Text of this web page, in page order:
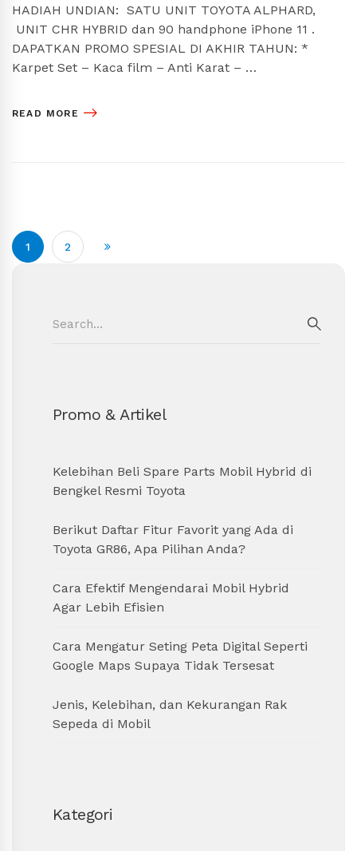
HADIAH UNDIAN: SATU UNIT TOYOTA ALPHARD,
UNIT CHR HYBRID dan 90 handphone iPhone 11 .
DAPATKAN PROMO SPESIAL DI AKHIR TAHUN: *
Karpet Set – Kaca film – Anti Karat – …
READ MORE
1 2
for:
Promo & Artikel
Kelebihan Beli Spare Parts Mobil Hybrid di
Bengkel Resmi Toyota
Berikut Daftar Fitur Favorit yang Ada di
Toyota GR86, Apa Pilihan Anda?
Cara Efektif Mengendarai Mobil Hybrid
Agar Lebih Efisien
Cara Mengatur Seting Peta Digital Seperti
Google Maps Supaya Tidak Tersesat
Jenis, Kelebihan, dan Kekurangan Rak
Sepeda di Mobil
Kategori